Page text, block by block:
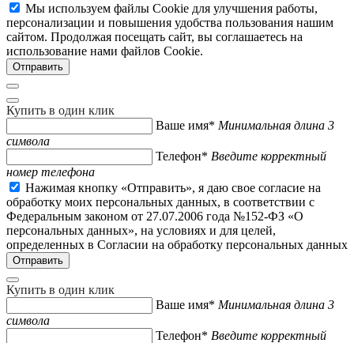
Мы используем файлы Cookie для улучшения работы,
персонализации и повышения удобства пользования нашим
сайтом. Продолжая посещать сайт, вы соглашаетесь на
использование нами файлов Cookie.
Купить в один клик
Ваше имя* Минимальная длина 3
символа
Телефон* Введите корректный
номер телефона
Нажимая кнопку «Отправить», я даю свое согласие на
обработку моих персональных данных, в соответствии с
Федеральным законом от 27.07.2006 года №152-ФЗ «О
персональных данных», на условиях и для целей,
определенных в Согласии на обработку персональных данных
Купить в один клик
Ваше имя* Минимальная длина 3
символа
Телефон* Введите корректный